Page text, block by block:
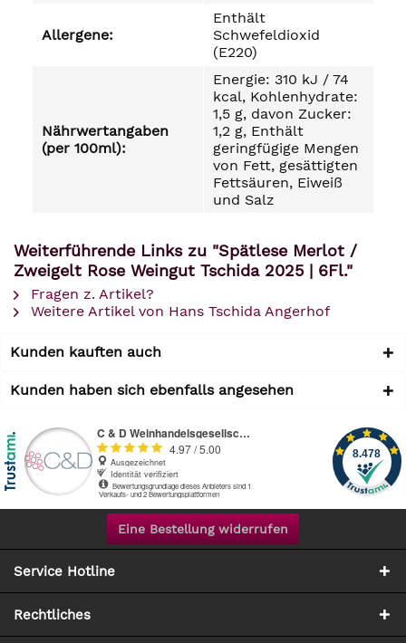
Allergene:
Enthält
Schwefeldioxid
(E220)
Nährwertangaben
(per 100ml):
Energie: 310 kJ / 74
kcal, Kohlenhydrate:
1,5 g, davon Zucker:
1,2 g, Enthält
geringfügige Mengen
von Fett, gesättigten
Fettsäuren, Eiweiß
und Salz
Weiterführende Links zu "Spätlese Merlot /
Zweigelt Rose Weingut Tschida 2025 | 6Fl."
Fragen z. Artikel?
Weitere Artikel von Hans Tschida Angerhof
Kunden kauften auch
Kunden haben sich ebenfalls angesehen
Eine Bestellung widerrufen
Service Hotline
Rechtliches